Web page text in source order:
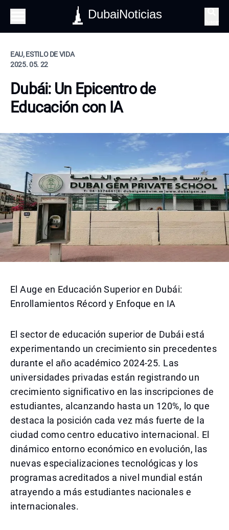
DubaiNoticias
EAU, ESTILO DE VIDA
2025. 05. 22
Dubái: Un Epicentro de
Educación con IA
El Auge en Educación Superior en Dubái:
Enrollamientos Récord y Enfoque en IA
El sector de educación superior de Dubái está
experimentando un crecimiento sin precedentes
durante el año académico 2024-25. Las
universidades privadas están registrando un
crecimiento significativo en las inscripciones de
estudiantes, alcanzando hasta un 120%, lo que
destaca la posición cada vez más fuerte de la
ciudad como centro educativo internacional. El
dinámico entorno económico en evolución, las
nuevas especializaciones tecnológicas y los
programas acreditados a nivel mundial están
atrayendo a más estudiantes nacionales e
internacionales.